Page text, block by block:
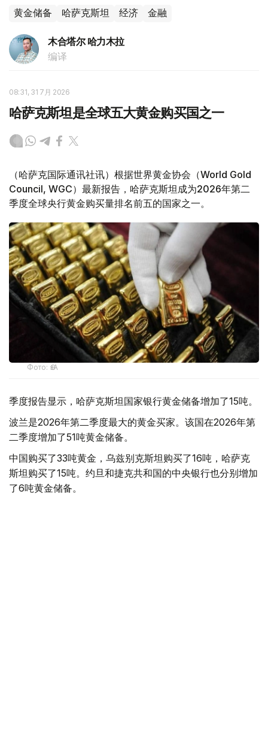
黄金储备 哈萨克斯坦 经济 金融
木合塔尔 哈力木拉
编译
08:31, 31 7月 2026
哈萨克斯坦是全球五大黄金购买国之一
（哈萨克国际通讯社讯）根据世界黄金协会（World Gold
Council, WGC）最新报告，哈萨克斯坦成为2026年第二
季度全球央行黄金购买量排名前五的国家之一。
Фото: ӨзА
季度报告显示，哈萨克斯坦国家银行黄金储备增加了15吨。
波兰是2026年第二季度最大的黄金买家。该国在2026年第
二季度增加了51吨黄金储备。
中国购买了33吨黄金，乌兹别克斯坦购买了16吨，哈萨克
斯坦购买了15吨。约旦和捷克共和国的中央银行也分别增加
了6吨黄金储备。